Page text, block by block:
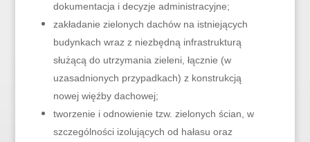
dokumentacja i decyzje administracyjne;
zakładanie zielonych dachów na istniejących
budynkach wraz z niezbędną infrastrukturą
służącą do utrzymania zieleni, łącznie (w
uzasadnionych przypadkach) z konstrukcją
nowej więźby dachowej;
tworzenie i odnowienie tzw. zielonych ścian, w
szczególności izolujących od hałasu oraz